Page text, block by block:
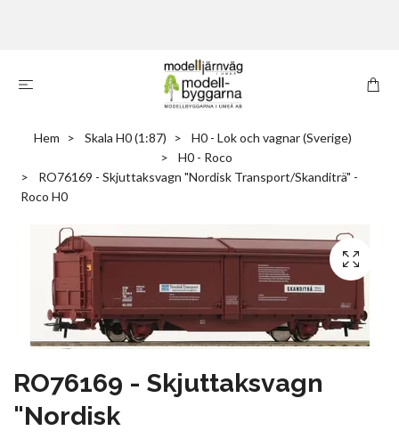
Hem Skala H0 (1:87)
H0 - Lok och vagnar (Sverige)
H0 - Roco
RO76169 - Skjuttaksvagn "Nordisk Transport/Skanditrä" -
Roco H0
RO76169 - Skjuttaksvagn
"Nordisk